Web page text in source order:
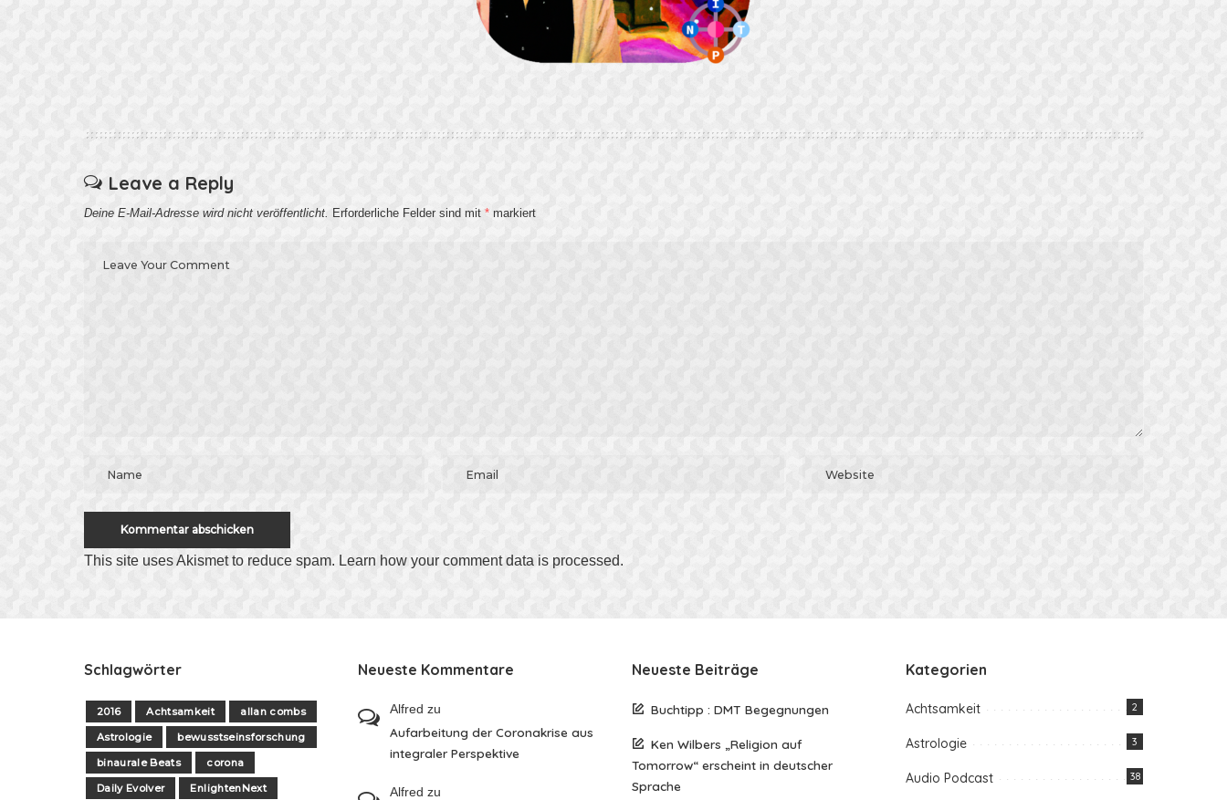
Leave a Reply
Deine E-Mail-Adresse wird nicht veröffentlicht. Erforderliche Felder sind mit * markiert
This site uses Akismet to reduce spam. Learn how your comment data is processed.
Schlagwörter
2016 Achtsamkeit
allan combs
Astrologie
bewusstseinsforschung
binaurale Beats
corona
Daily Evolver
EnlightenNext
Neueste Kommentare
Alfred zu
Aufarbeitung der Coronakrise aus
integraler Perspektive
Alfred zu
Neueste Beiträge
Buchtipp : DMT Begegnungen
Ken Wilbers „Religion auf
Tomorrow“ erscheint in deutscher
Sprache
Kategorien
Achtsamkeit 2
Astrologie 3
Audio Podcast 38